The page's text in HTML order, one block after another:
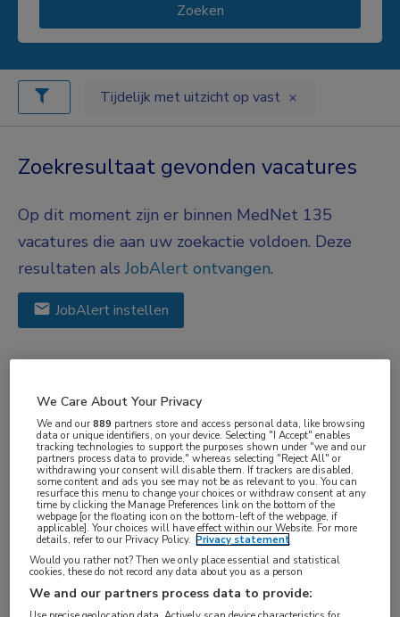
Zoeken
Tijdelijk met uitzicht op vast
Zoekresultaat gevonden vacatures
Op dit moment zijn er binnen MedNet 135
vacatures die aan uw zoekactie voldoen. Deze
resultaten alsJobAlert ontvangen.
JobAlert instellen
We hebben135vacatures voor je gevonden
04-08-2026
Teammanager Interne Geneeskunde
Uitgelicht
Maasstad Ziekenhuis, Rotterdam
FUNCTIE
Teammanager
Ziekenhuis
We Care About Your Privacy
We and our889 partners store and access personal data, like browsing
data or unique identifiers, on your device. Selecting "I Accept" enables
tracking technologies to support the purposes shown under "we and our
partners process data to provide," whereas selecting "Reject All" or
withdrawing your consent will disable them. If trackers are disabled,
some content and ads you see may not be as relevant to you. You can
resurface this menu to change your choices or withdraw consent at any
time by clicking the Manage Preferences link on the bottom of the
webpage [or the floating icon on the bottom-left of the webpage, if
applicable]. Your choices will have effect within our Website. For more
details, refer to our Privacy Policy. Privacy statement
Would you rather not? Then we only place essential and statistical
cookies, these do not record any data about you as a person
We and our partners process data to provide: